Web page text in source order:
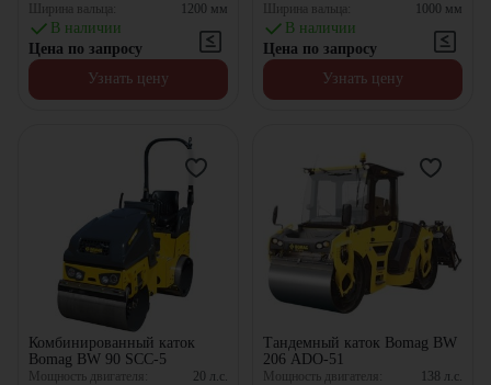
Ширина вальца:
1200 мм
В наличии
Цена по запросу
Узнать цену
Ширина вальца:
1000 мм
В наличии
Цена по запросу
Узнать цену
Комбинированный каток
Bomag BW 90 SCC-5
Мощность двигателя: 20 л.с.
Тандемный каток Bomag BW
206 ADO-51
Мощность двигателя: 138 л.с.